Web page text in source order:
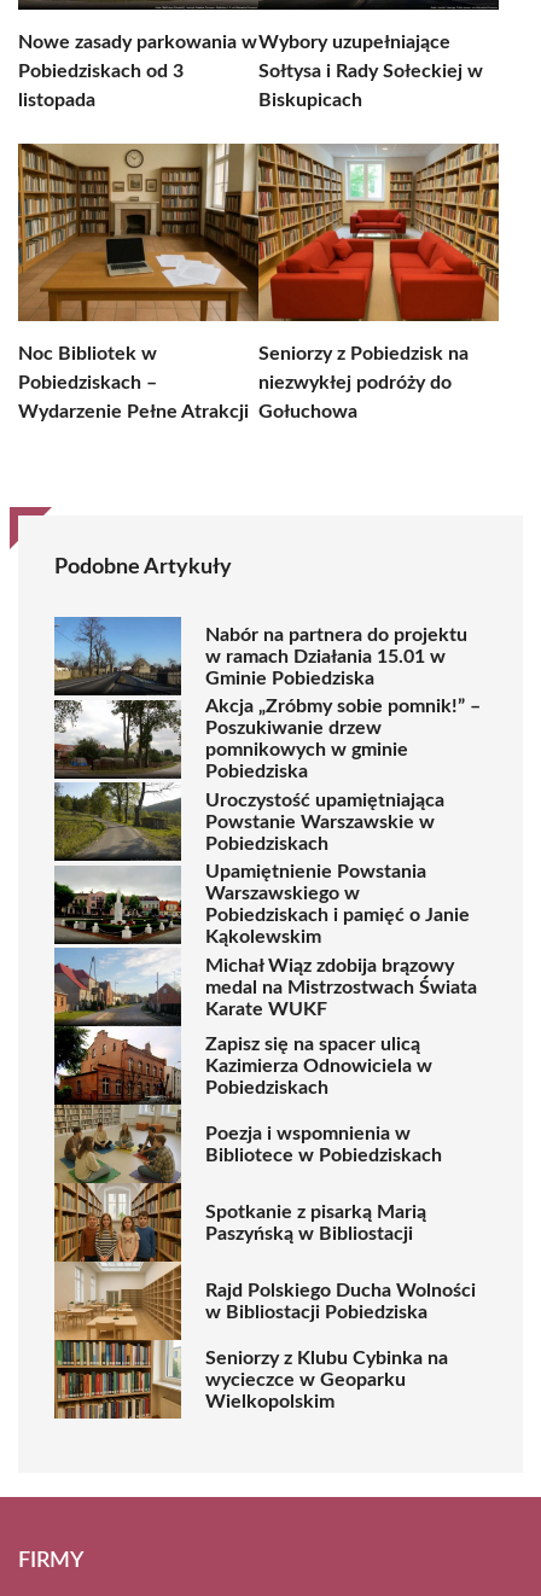
Nowe zasady parkowania w
Pobiedziskach od 3
listopada
Wybory uzupełniające
Sołtysa i Rady Sołeckiej w
Biskupicach
Noc Bibliotek w
Pobiedziskach –
Wydarzenie Pełne Atrakcji
Seniorzy z Pobiedzisk na
niezwykłej podróży do
Gołuchowa
Podobne Artykuły
Nabór na partnera do projektu
w ramach Działania 15.01 w
Gminie Pobiedziska
Akcja „Zróbmy sobie pomnik!” –
Poszukiwanie drzew
pomnikowych w gminie
Pobiedziska
Uroczystość upamiętniająca
Powstanie Warszawskie w
Pobiedziskach
Upamiętnienie Powstania
Warszawskiego w
Pobiedziskach i pamięć o Janie
Kąkolewskim
Michał Wiąz zdobija brązowy
medal na Mistrzostwach Świata
Karate WUKF
Zapisz się na spacer ulicą
Kazimierza Odnowiciela w
Pobiedziskach
Poezja i wspomnienia w
Bibliotece w Pobiedziskach
Spotkanie z pisarką Marią
Paszyńską w Bibliostacji
Rajd Polskiego Ducha Wolności
w Bibliostacji Pobiedziska
Seniorzy z Klubu Cybinka na
wycieczce w Geoparku
Wielkopolskim
FIRMY